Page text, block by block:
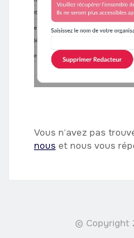
Vous n’avez pas
nous et nous vous
© Copyright